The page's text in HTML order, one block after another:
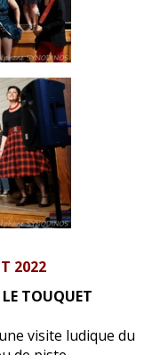
2022
TOUQUET
visite ludique du